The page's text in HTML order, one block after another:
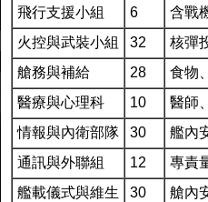
飛行支援小組
6
含戰
火控與武裝小組
32
核彈
艙務與補給
28
食物
醫療與心理科
10
醫師
情報與內衛部隊
30
艦內
通訊與外聯組
12
專責
艦載儀式與維生
30 艙內